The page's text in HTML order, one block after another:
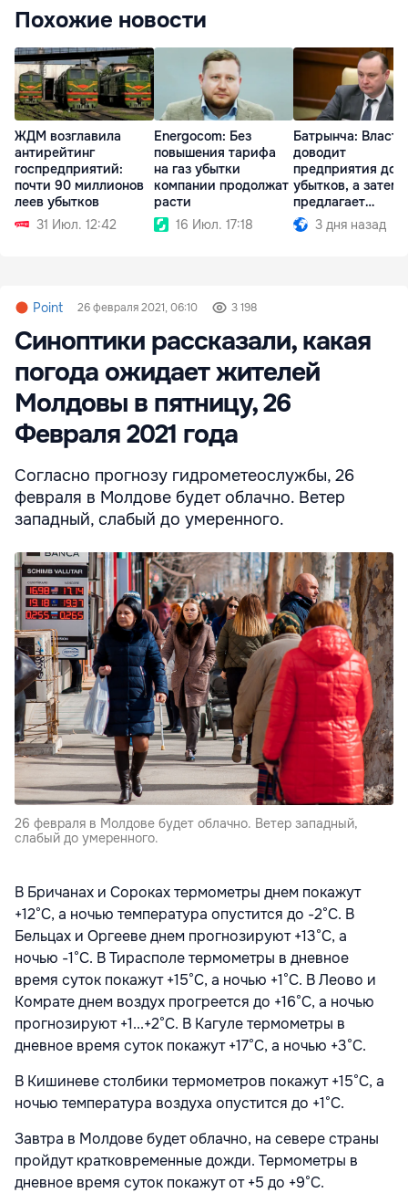
Похожие новости
ЖДМ возглавила
антирейтинг
госпредприятий:
почти 90 миллионов
леев убытков
31 Июл. 12:42
Energocom: Без
повышения тарифа
на газ убытки
компании продолжат
расти
16 Июл. 17:18
Батрынча: Власть
доводит
предприятия до
убытков, а затем
предлагает
приватизировать
3 дня назад
Point 26 февраля 2021, 06:10 3 198
Синоптики рассказали, какая
погода ожидает жителей
Молдовы в пятницу, 26
Февраля 2021 года
Согласно прогнозу гидрометеослужбы, 26
февраля в Молдове будет облачно. Ветер
западный, слабый до умеренного.
26 февраля в Молдове будет облачно. Ветер западный,
слабый до умеренного.
В Бричанах и Сороках термометры днем покажут
+12°С, а ночью температура опустится до -2°С. В
Бельцах и Оргееве днем прогнозируют +13°С, а
ночью -1°С. В Тирасполе термометры в дневное
время суток покажут +15°С, а ночью +1°С. В Леово и
Комрате днем воздух прогреется до +16°С, а ночью
прогнозируют +1...+2°С. В Кагуле термометры в
дневное время суток покажут +17°С, а ночью +3°С.
В Кишиневе столбики термометров покажут +15°С, а
ночью температура воздуха опустится до +1°С.
Завтра в Молдове будет облачно, на севере страны
пройдут кратковременные дожди. Термометры в
дневное время суток покажут от +5 до +9°С.